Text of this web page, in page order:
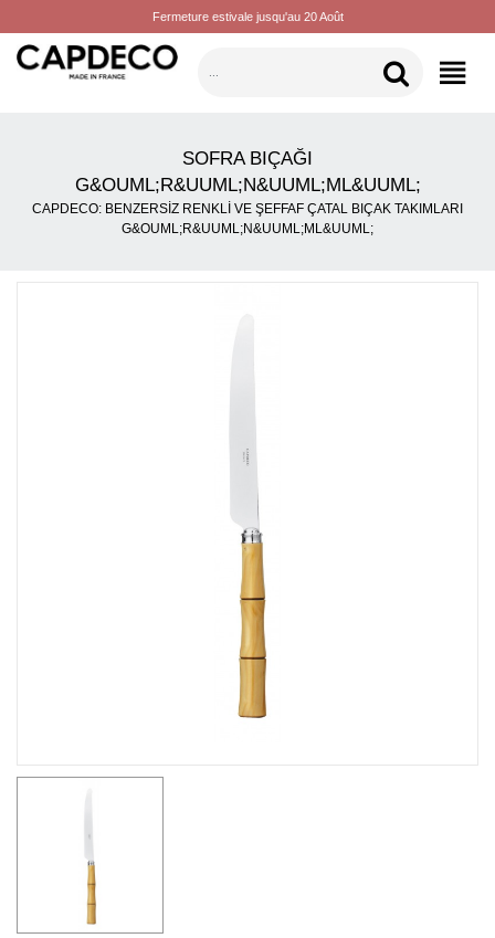
Fermeture estivale jusqu'au 20 Août
KATEGORILER
SOFRA BIÇAĞI
G&OUML;R&UUML;N&UUML;ML&UUML;
CAPDECO: BENZERSIZ RENKLI VE ŞEFFAF ÇATAL BIÇAK TAKIMLARI
G&OUML;R&UUML;N&UUML;ML&UUML;